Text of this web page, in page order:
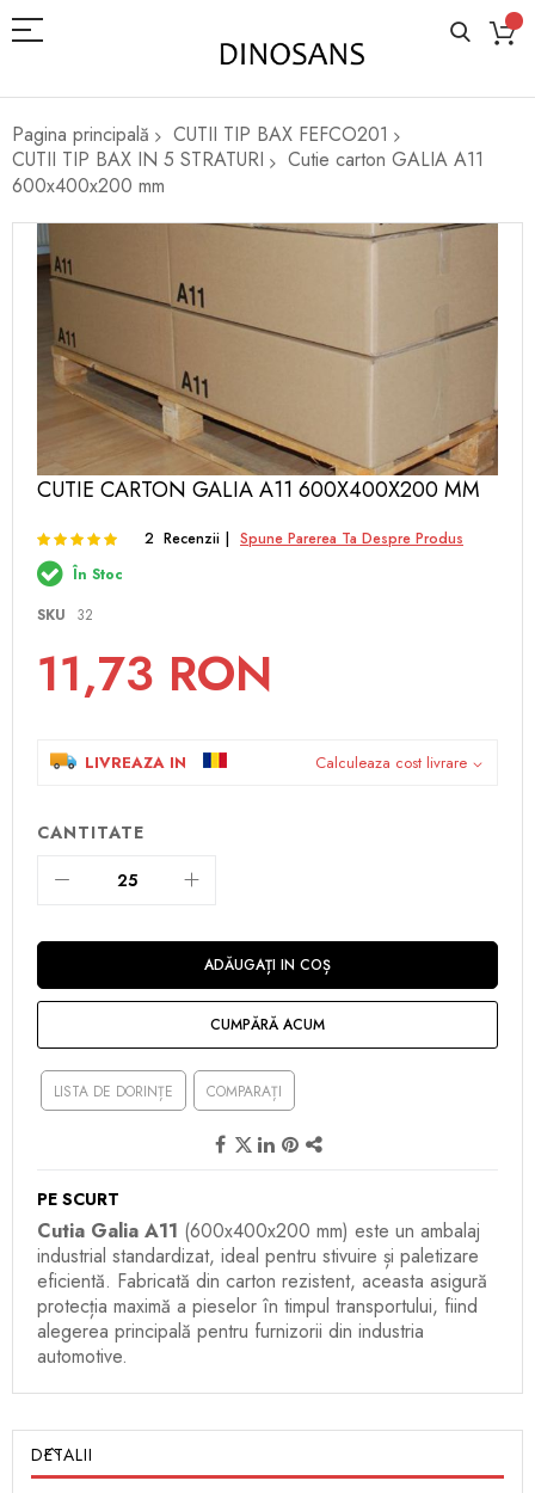
Pagina principală
CUTII TIP BAX FEFCO201
CUTII TIP BAX IN 5 STRATURI
Cutie carton GALIA A11
600x400x200 mm
Skip
to
the
images
gallery
Skip
to
beginning
of
the
images
gallery
CUTIE CARTON GALIA A11 600X400X200 MM
Rating: % of100
2 Recenzii
Spune Parerea Ta Despre Produs
În Stoc
SKU
32
11,73 RON
LIVREAZA IN Calculeaza cost livrare
CANTITATE
ADĂUGAȚI IN COȘ
CUMPĂRĂ ACUM
LISTA DE DORINȚE COMPARAȚI
PE SCURT
Cutia Galia A11 (600x400x200 mm) este un ambalaj
industrial standardizat, ideal pentru stivuire și paletizare
eficientă. Fabricată din carton rezistent, aceasta asigură
protecția maximă a pieselor în timpul transportului, fiind
alegerea principală pentru furnizorii din industria
automotive.
DETALII